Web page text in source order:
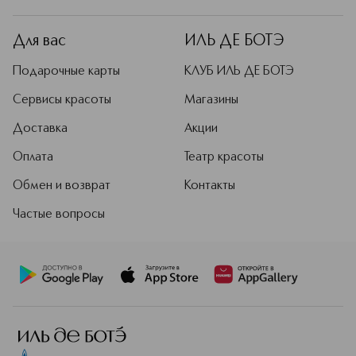
Для вас
Подарочные карты
Сервисы красоты
Доставка
Оплата
Обмен и возврат
Частые вопросы
ИЛЬ ДЕ БОТЭ
КЛУБ ИЛЬ ДЕ БОТЭ
Магазины
Акции
Театр красоты
Контакты